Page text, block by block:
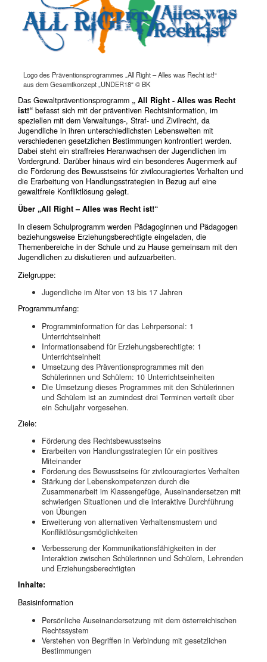
Logo des Präventionsprogrammes „All Right – Alles was Recht ist!“
aus dem Gesamtkonzept „UNDER18“ © BK
Das Gewaltpräventionsprogramm „ All Right - Alles was Recht
ist!“ befasst sich mit der präventiven Rechtsinformation, im
speziellen mit dem Verwaltungs-, Straf- und Zivilrecht, da
Jugendliche in ihren unterschiedlichsten Lebenswelten mit
verschiedenen gesetzlichen Bestimmungen konfrontiert werden.
Dabei steht ein straffreies Heranwachsen der Jugendlichen im
Vordergrund. Darüber hinaus wird ein besonderes Augenmerk auf
die Förderung des Bewusstseins für zivilcouragiertes Verhalten und
die Erarbeitung von Handlungsstrategien in Bezug auf eine
gewaltfreie Konfliktlösung gelegt.
Über „All Right – Alles was Recht ist!“
In diesem Schulprogramm werden Pädagoginnen und Pädagogen
beziehungsweise Erziehungsberechtigte eingeladen, die
Themenbereiche in der Schule und zu Hause gemeinsam mit den
Jugendlichen zu diskutieren und aufzuarbeiten.
Zielgruppe:
Jugendliche im Alter von 13 bis 17 Jahren
Programmumfang:
Programminformation für das Lehrpersonal: 1
Unterrichtseinheit
Informationsabend für Erziehungsberechtigte: 1
Unterrichtseinheit
Umsetzung des Präventionsprogrammes mit den
Schülerinnen und Schülern: 10 Unterrichtseinheiten
Die Umsetzung dieses Programmes mit den Schülerinnen
und Schülern ist an zumindest drei Terminen verteilt über
ein Schuljahr vorgesehen.
Ziele:
Förderung des Rechtsbewusstseins
Erarbeiten von Handlungsstrategien für ein positives
Miteinander
Förderung des Bewusstseins für zivilcouragiertes Verhalten
Stärkung der Lebenskompetenzen durch die
Zusammenarbeit im Klassengefüge, Auseinandersetzen mit
schwierigen Situationen und die interaktive Durchführung
von Übungen
Erweiterung von alternativen Verhaltensmustern und
Konfliktlösungsmöglichkeiten
Verbesserung der Kommunikationsfähigkeiten in der
Interaktion zwischen Schülerinnen und Schülern, Lehrenden
und Erziehungsberechtigten
Inhalte:
Basisinformation
Persönliche Auseinandersetzung mit dem österreichischen
Rechtssystem
Verstehen von Begriffen in Verbindung mit gesetzlichen
Bestimmungen